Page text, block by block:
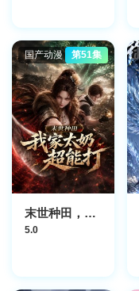
国产动漫 第51集
末世种田，我家太奶超能打
5.0